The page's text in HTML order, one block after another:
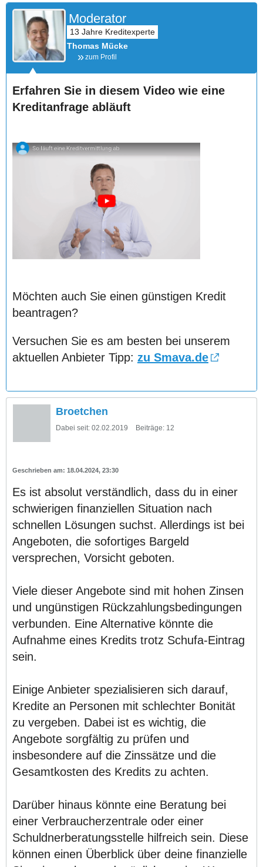
Moderator
Thomas Mücke
zum Profil
Erfahren Sie in diesem Video wie eine
Kreditanfrage abläuft
Möchten auch Sie einen günstigen Kredit
beantragen?
Versuchen Sie es am besten bei unserem
aktuellen Anbieter Tipp: zu Smava.de
Broetchen
Dabei seit: 02.02.2019 Beiträge: 12
18.04.2024, 23:30
Es ist absolut verständlich, dass du in einer
schwierigen finanziellen Situation nach
schnellen Lösungen suchst. Allerdings ist bei
Angeboten, die sofortiges Bargeld
versprechen, Vorsicht geboten.
Viele dieser Angebote sind mit hohen Zinsen
und ungünstigen Rückzahlungsbedingungen
verbunden. Eine Alternative könnte die
Aufnahme eines Kredits trotz Schufa-Eintrag
sein.
Einige Anbieter spezialisieren sich darauf,
Kredite an Personen mit schlechter Bonität
zu vergeben. Dabei ist es wichtig, die
Angebote sorgfältig zu prüfen und
insbesondere auf die Zinssätze und die
Gesamtkosten des Kredits zu achten.
Darüber hinaus könnte eine Beratung bei
einer Verbraucherzentrale oder einer
Schuldnerberatungsstelle hilfreich sein. Diese
können einen Überblick über deine finanzielle